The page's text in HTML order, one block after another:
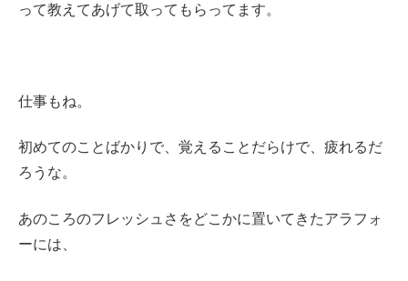
って教えてあげて取ってもらってます。
仕事もね。
初めてのことばかりで、覚えることだらけで、疲れるだ
ろうな。
あのころのフレッシュさをどこかに置いてきたアラフォ
ーには、